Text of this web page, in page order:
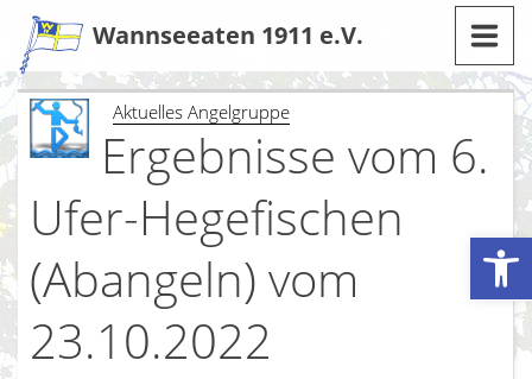
Werkzeugleiste öffnen
Zum
Inhalt
Wannseeaten 1911 e.V.
Aktuelles Angelgruppe
Ergebnisse vom 6.
Ufer-Hegefischen
(Abangeln) vom
23.10.2022